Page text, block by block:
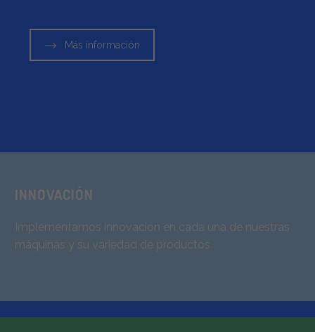
Más información
INNOVACIÓN
Implementamos innovación en cada una de nuestras
máquinas y su variedad de productos